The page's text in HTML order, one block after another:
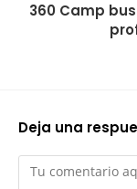
360 Camp
Deja una